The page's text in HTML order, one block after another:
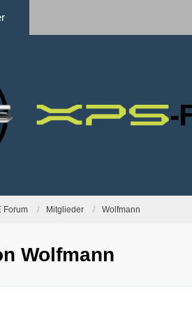
Forum Mitglieder Wolfmann
Wolfmann